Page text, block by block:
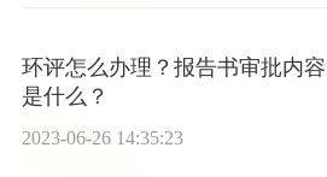
环评怎么办理？报告书审批内容
是什么？
2023-06-26 14:35:23